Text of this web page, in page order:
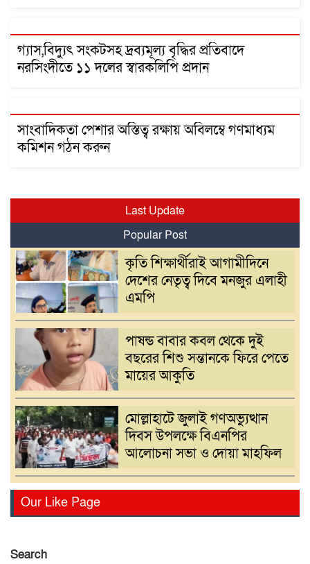
গ্যাস,বিদ্যুৎ সংকটসহ দ্রব্যমূল্য বৃদ্ধির প্রতিবাদে
নরসিংদীতে ১১ দলের স্বারকলিপি প্রদান
সাংবাদিকতা পেশার অস্তিত্ব রক্ষায় অবিলম্বে গণমাধ্যম
কমিশন গঠন করুন
Last Update
Popular Post
কৃতি শিক্ষার্থীরাই আগামীদিনে
দেশের নেতৃত্ব দিবে মনজুর এলাহী
এমপি
পাষন্ড বাবার কবল থেকে দুই
বছরের শিশু সন্তানকে ফিরে পেতে
মায়ের আকুতি
মোল্লাহাটে জুলাই গণঅভ্যুত্থান
দিবস উপলক্ষে বিএনপির
আলোচনা সভা ও দোয়া মাহফিল
তিন কেজি মাদক সহ তিনজন
Our Like Page
Search